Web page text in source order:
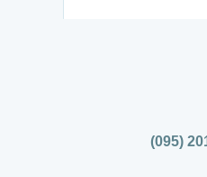
(095)